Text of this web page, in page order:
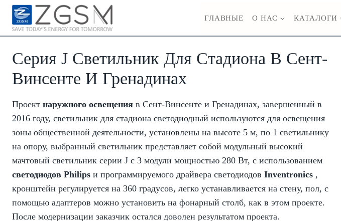
Skip
content
ГЛАВНЫЕ О НАС КАТАЛОГИ
Серия J Светильник Для Стадиона В Сент-
Винсенте И Гренадинах
Проект наружного освещения в Сент-Винсенте и Гренадинах, завершенный в
2016 году, светильник для стадиона светодиодный используются для освещения
зоны общественной деятельности, установлены на высоте 5 м, по 1 светильнику
на опору, выбранный светильник представляет собой модульный высокий
мачтовый светильник серии J с 3 модули мощностью 280 Вт, с использованием
светодиодов Philips и программируемого драйвера светодиодов Inventronics ,
кронштейн регулируется на 360 градусов, легко устанавливается на стену, пол, с
помощью адаптеров можно установить на фонарный столб, как в этом проекте.
После модернизации заказчик остался доволен результатом проекта.